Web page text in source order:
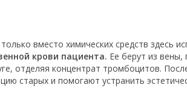
вместо химических средств здесь
крови пациента. Ее берут из вены,
отделяя концентрат тромбоцитов.
старых и помогают устранить